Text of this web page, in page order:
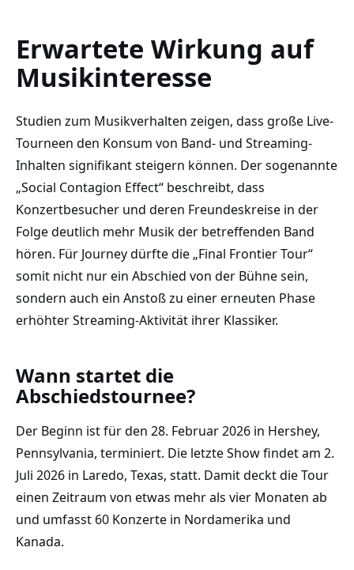
Erwartete Wirkung auf
Musikinteresse
Studien zum Musikverhalten zeigen, dass große Live-
Tourneen den Konsum von Band- und Streaming-
Inhalten signifikant steigern können. Der sogenannte
„Social Contagion Effect“ beschreibt, dass
Konzertbesucher und deren Freundeskreise in der
Folge deutlich mehr Musik der betreffenden Band
hören. Für Journey dürfte die „Final Frontier Tour“
somit nicht nur ein Abschied von der Bühne sein,
sondern auch ein Anstoß zu einer erneuten Phase
erhöhter Streaming-Aktivität ihrer Klassiker.
Wann startet die
Abschiedstournee?
Der Beginn ist für den 28. Februar 2026 in Hershey,
Pennsylvania, terminiert. Die letzte Show findet am 2.
Juli 2026 in Laredo, Texas, statt. Damit deckt die Tour
einen Zeitraum von etwas mehr als vier Monaten ab
und umfasst 60 Konzerte in Nordamerika und
Kanada.